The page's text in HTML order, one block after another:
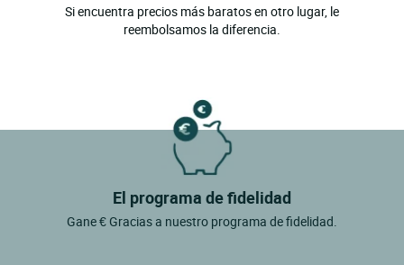
Si encuentra precios más baratos en otro lugar, le
reembolsamos la diferencia.
El programa de fidelidad
Gane € Gracias a nuestro programa de fidelidad.